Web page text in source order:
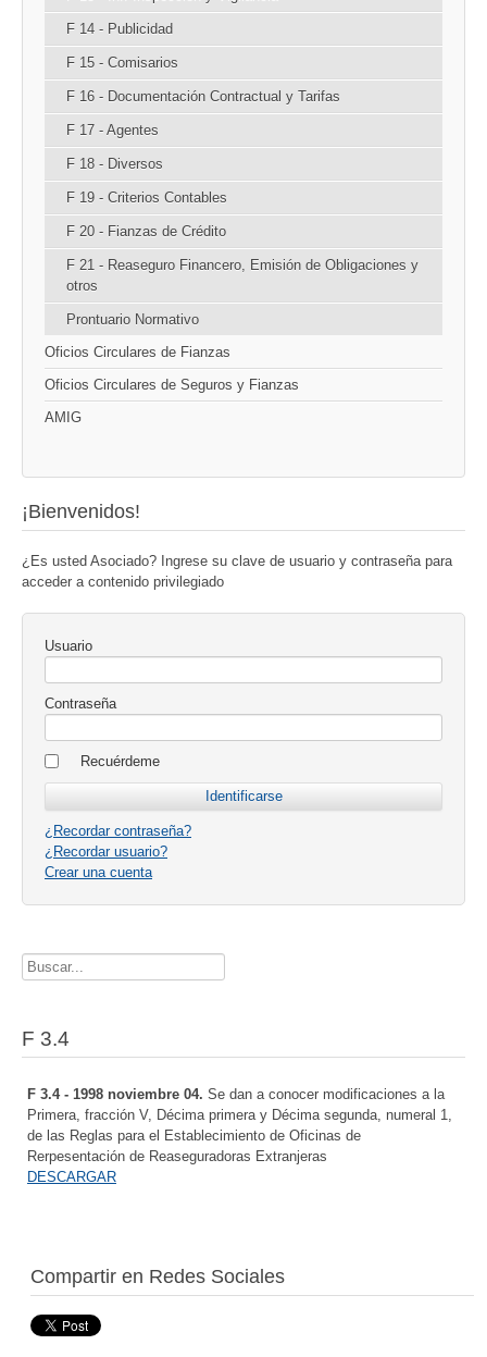
F 14 - Publicidad
F 15 - Comisarios
F 16 - Documentación Contractual y Tarifas
F 17 - Agentes
F 18 - Diversos
F 19 - Criterios Contables
F 20 - Fianzas de Crédito
F 21 - Reaseguro Financero, Emisión de Obligaciones y
otros
Prontuario Normativo
Oficios Circulares de Fianzas
Oficios Circulares de Seguros y Fianzas
AMIG
¡Bienvenidos!
¿Es usted Asociado? Ingrese su clave de usuario y contraseña para
acceder a contenido privilegiado
Usuario
Contraseña
Recuérdeme
¿Recordar contraseña?
¿Recordar usuario?
Crear una cuenta
Buscador
F 3.4
F 3.4 - 1998 noviembre 04. Se dan a conocer modificaciones a la
Primera, fracción V, Décima primera y Décima segunda, numeral 1,
de las Reglas para el Establecimiento de Oficinas de
Rerpesentación de Reaseguradoras Extranjeras
DESCARGAR
Compartir en Redes Sociales